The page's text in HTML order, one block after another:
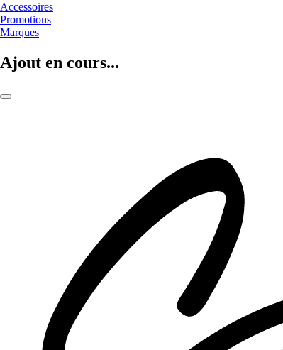
Accessoires
Promotions
Marques
Ajout en cours...